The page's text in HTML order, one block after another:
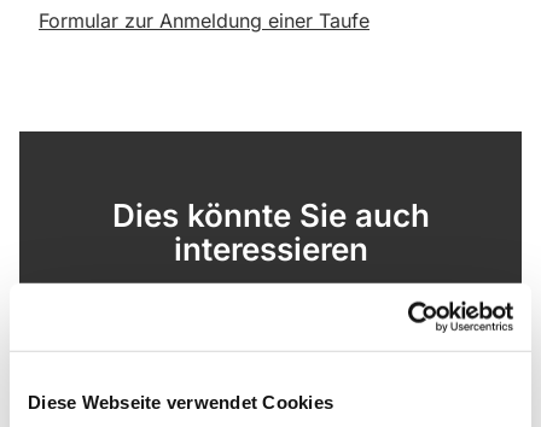
Diese Webseite verwendet Cookies
Formular zur Anmeldung einer Taufe
Dies könnte Sie auch
interessieren